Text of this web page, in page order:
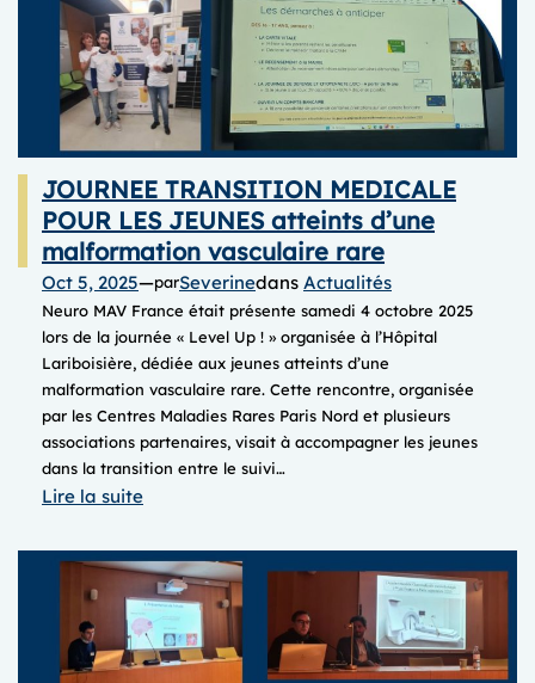
JOURNEE TRANSITION MEDICALE
POUR LES JEUNES atteints d’une
malformation vasculaire rare
Oct 5, 2025—parSeverinedans Actualités
Neuro MAV France était présente samedi 4 octobre 2025
lors de la journée « Level Up ! » organisée à l’Hôpital
Lariboisière, dédiée aux jeunes atteints d’une
malformation vasculaire rare. Cette rencontre, organisée
par les Centres Maladies Rares Paris Nord et plusieurs
associations partenaires, visait à accompagner les jeunes
dans la transition entre le suivi…
Lire la suite:
TRANSITION
MEDICALE
POUR
LES
JEUNES